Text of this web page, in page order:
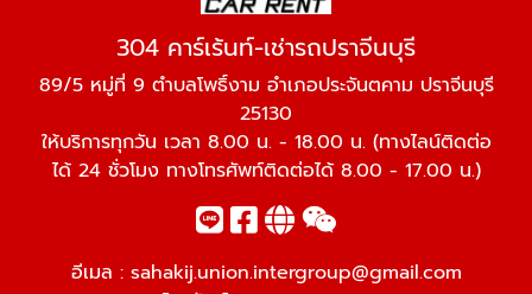
304 คาร์เร้นท์-เช่ารถปราจีนบุรี
89/5 หมู่ที่ 9 ตำบลโพธิ์งาม อำเภอประจันตคาม ปราจีนบุรี
25130
ให้บริการทุกวัน เวลา 8.00 น. - 18.00 น. (ทางไลน์ติดต่อ
ได้ 24 ชั่วโมง ทางโทรศัพท์ติดต่อได้ 8.00 - 17.00 น.)
อีเมล : sahakij.union.intergroup@gmail.com